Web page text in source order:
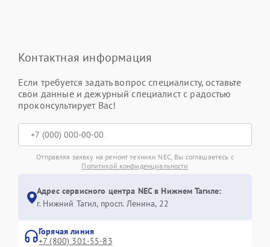
Контактная информация
Если требуется задать вопрос специалисту, оставьте
свои данные и дежурный специалист с радостью
проконсультирует Вас!
Отправляя заявку на ремонт техники NEC, Вы соглашаетесь с
Политикой конфиденциальности
Адрес сервисного центра NEC в Нижнем Тагиле:
г. Нижний Тагил, просп. Ленина, 22
Горячая линия
+7 (800) 301-55-83